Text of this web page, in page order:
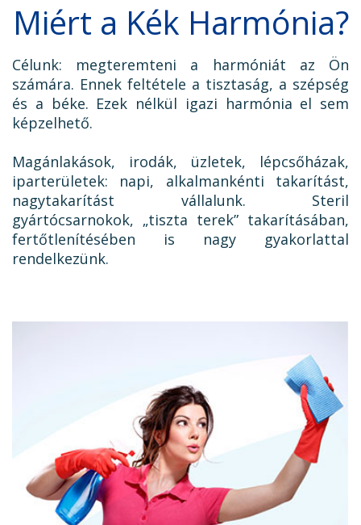
Miért a Kék Harmónia?
Célunk: megteremteni a harmóniát az Ön
számára. Ennek feltétele a tisztaság, a szépség
és a béke. Ezek nélkül igazi harmónia el sem
képzelhető.
Magánlakások, irodák, üzletek, lépcsőházak,
iparterületek: napi, alkalmankénti takarítást,
nagytakarítást vállalunk. Steril
gyártócsarnokok, „tiszta terek” takarításában,
fertőtlenítésében is nagy gyakorlattal
rendelkezünk.